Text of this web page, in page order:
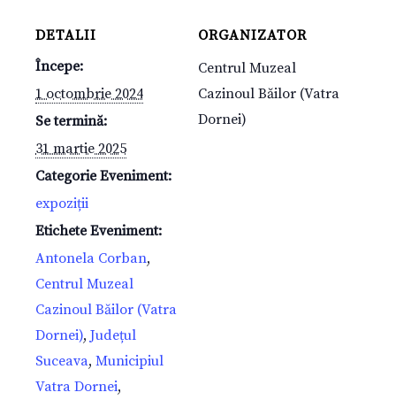
DETALII
Începe:
1 octombrie 2024
Se termină:
31 martie 2025
Categorie Eveniment:
expoziții
Etichete Eveniment:
Antonela Corban,
Centrul Muzeal
Cazinoul Băilor (Vatra
Dornei), Județul
Suceava, Municipiul
Vatra Dornei,
ORGANIZATOR
Centrul Muzeal
Cazinoul Băilor (Vatra
Dornei)